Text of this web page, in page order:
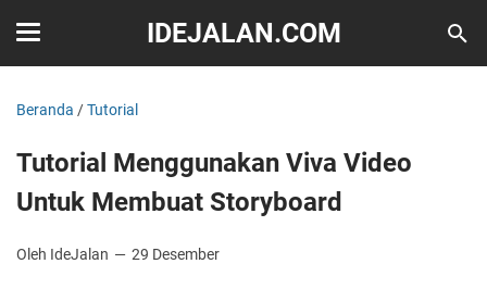
IDEJALAN.COM
Beranda /Tutorial
Tutorial Menggunakan Viva Video
Untuk Membuat Storyboard
Oleh IdeJalan 29 Desember